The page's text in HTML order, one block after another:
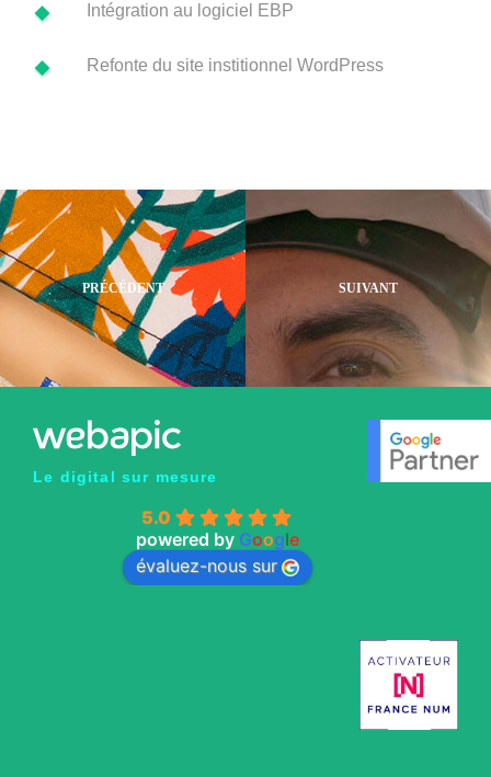
Intégration au logiciel EBP
Refonte du site institionnel WordPress
Le digital sur mesure
5.0
powered by Google
évaluez-nous sur